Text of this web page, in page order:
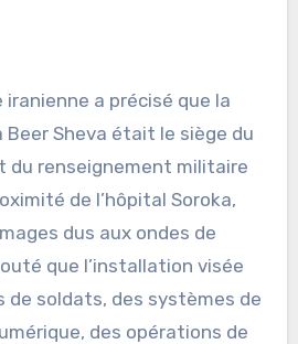
iranienne a précisé que la
Beer Sheva était le siège du
du renseignement militaire
de l’hôpital Soroka,
dus aux ondes de
que l’installation visée
de soldats, des systèmes de
des opérations de